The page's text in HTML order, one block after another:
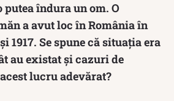
putea îndura un om. O
a avut loc în România în
1917. Se spune că situaţia era
au existat şi cazuri de
lucru adevărat?